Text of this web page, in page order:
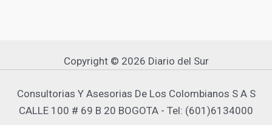
Copyright © 2026 Diario del Sur
Consultorias Y Asesorias De Los Colombianos S A S
CALLE 100 # 69 B 20 BOGOTA - Tel: (601)6134000